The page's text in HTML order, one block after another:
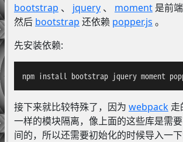
bootstrap 、 jquery、 moment是前端
然后 bootstrap 还依赖 popper.js 。
先安装依赖:
npm install bootstrap jquery moment
接下来就比较特殊了，因为 webpack走
一样的模块隔离，像上面的这些库是需
间的，所以还需要初始化的时候导入一